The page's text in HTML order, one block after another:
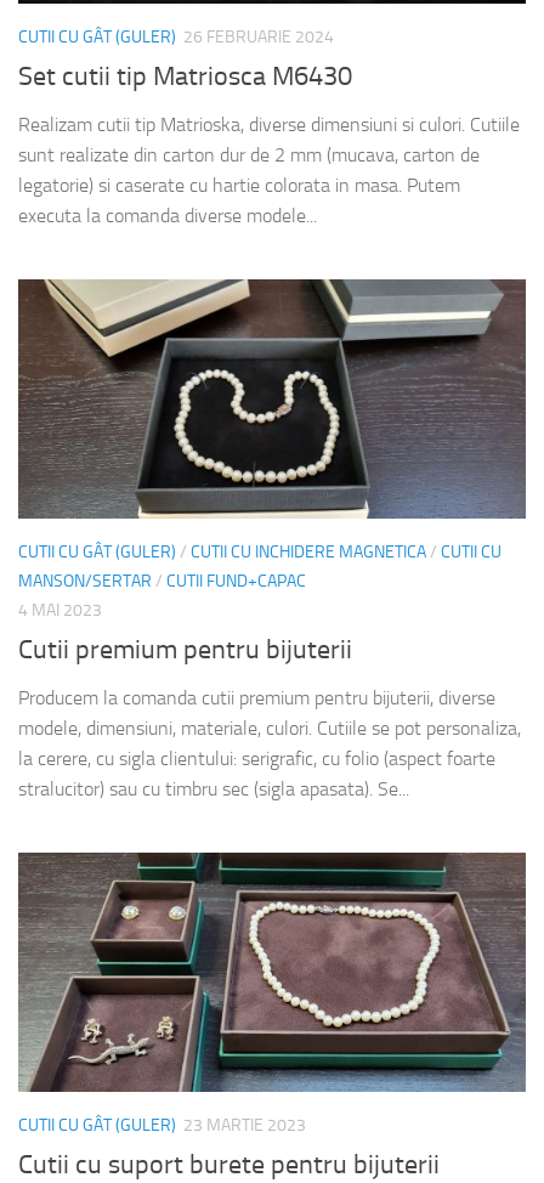
CUTII CU GÂT (GULER) 26 FEBRUARIE 2024
Set cutii tip Matriosca M6430
Realizam cutii tip Matrioska, diverse dimensiuni si culori. Cutiile
sunt realizate din carton dur de 2 mm (mucava, carton de
legatorie) si caserate cu hartie colorata in masa. Putem
executa la comanda diverse modele...
CUTII CU GÂT (GULER) / CUTII CU INCHIDERE MAGNETICA/ CUTII CU
MANSON/SERTAR / CUTII FUND+CAPAC
4 MAI 2023
Cutii premium pentru bijuterii
Producem la comanda cutii premium pentru bijuterii, diverse
modele, dimensiuni, materiale, culori. Cutiile se pot personaliza,
la cerere, cu sigla clientului: serigrafic, cu folio (aspect foarte
stralucitor) sau cu timbru sec (sigla apasata). Se...
CUTII CU GÂT (GULER) 23 MARTIE 2023
Cutii cu suport burete pentru bijuterii